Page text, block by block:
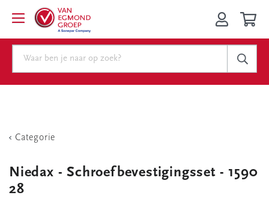
Categorie
Niedax - Schroefbevestigingsset - 1590
28